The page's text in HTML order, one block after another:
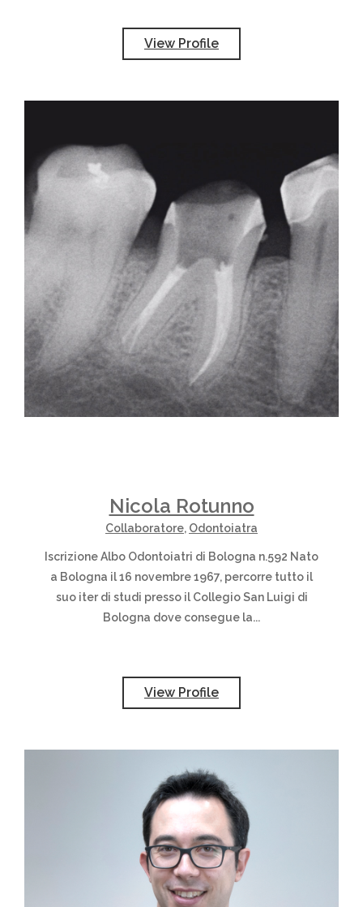
View Profile
Nicola Rotunno
Collaboratore, Odontoiatra
Iscrizione Albo Odontoiatri di Bologna n.592 Nato
a Bologna il 16 novembre 1967, percorre tutto il
suo iter di studi presso il Collegio San Luigi di
Bologna dove consegue la...
View Profile